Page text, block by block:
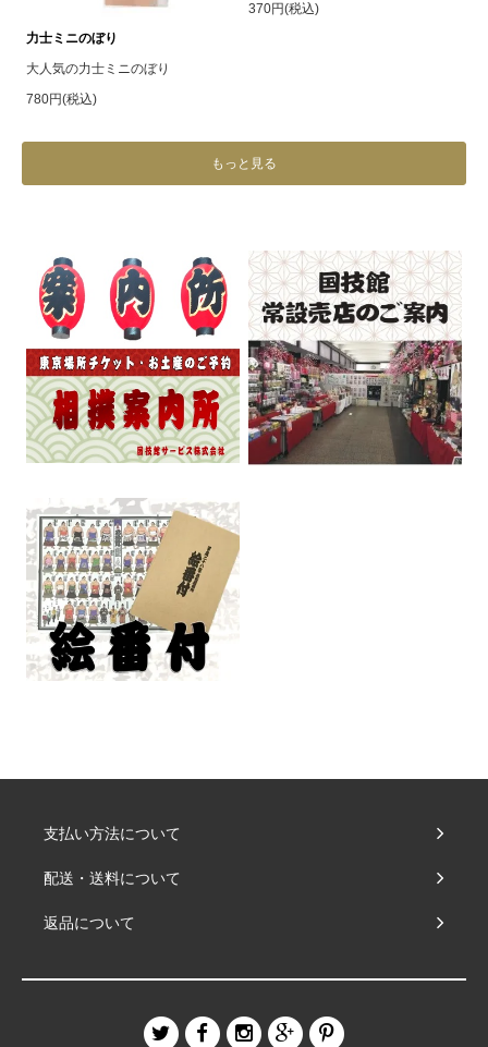
力士ミニのぼり
大人気の力士ミニのぼり
780円(税込)
370円(税込)
もっと見る
支払い方法について
配送・送料について
返品について